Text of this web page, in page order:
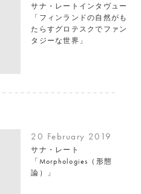
サナ・レートインタヴュー
「フィンランドの自然がも
たらすグロテスクでファン
タジーな世界」
20 February 2019
サナ・レート
「Morphologies（形態
論）」